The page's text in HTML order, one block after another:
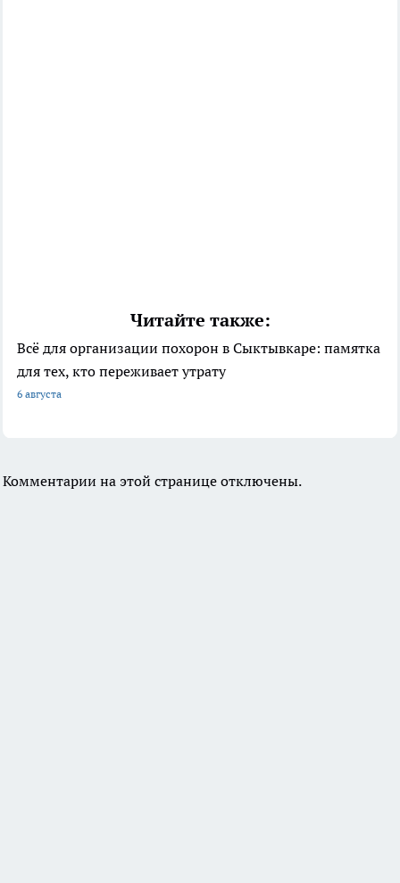
Читайте также:
Всё для организации похорон в Сыктывкаре: памятка
для тех, кто переживает утрату
6 августа
Комментарии на этой странице отключены.